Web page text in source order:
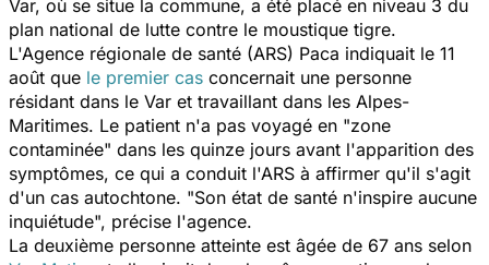
Var, où se situe la commune, a été placé en niveau 3 du
plan national de lutte contre le moustique tigre.
L'Agence régionale de santé (ARS) Paca indiquait le 11
août que le premier cas concernait une personne
résidant dans le Var et travaillant dans les Alpes-
Maritimes. Le patient n'a pas voyagé en "zone
contaminée" dans les quinze jours avant l'apparition des
symptômes, ce qui a conduit l'ARS à affirmer qu'il s'agit
d'un cas autochtone. "Son état de santé n'inspire aucune
inquiétude", précise l'agence.
La deuxième personne atteinte est âgée de 67 ans selon